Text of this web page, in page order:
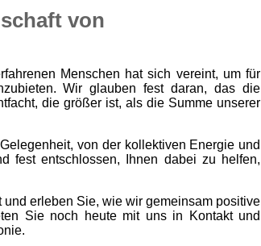
von
Menschen hat sich vereint, um für
Wir glauben fest daran, das die
die größer ist, als die Summe unserer
von der kollektiven Energie und
fest entschlossen, Ihnen dabei zu helfen,
erleben Sie, wie wir gemeinsam positive
Sie noch heute mit uns in Kontakt und